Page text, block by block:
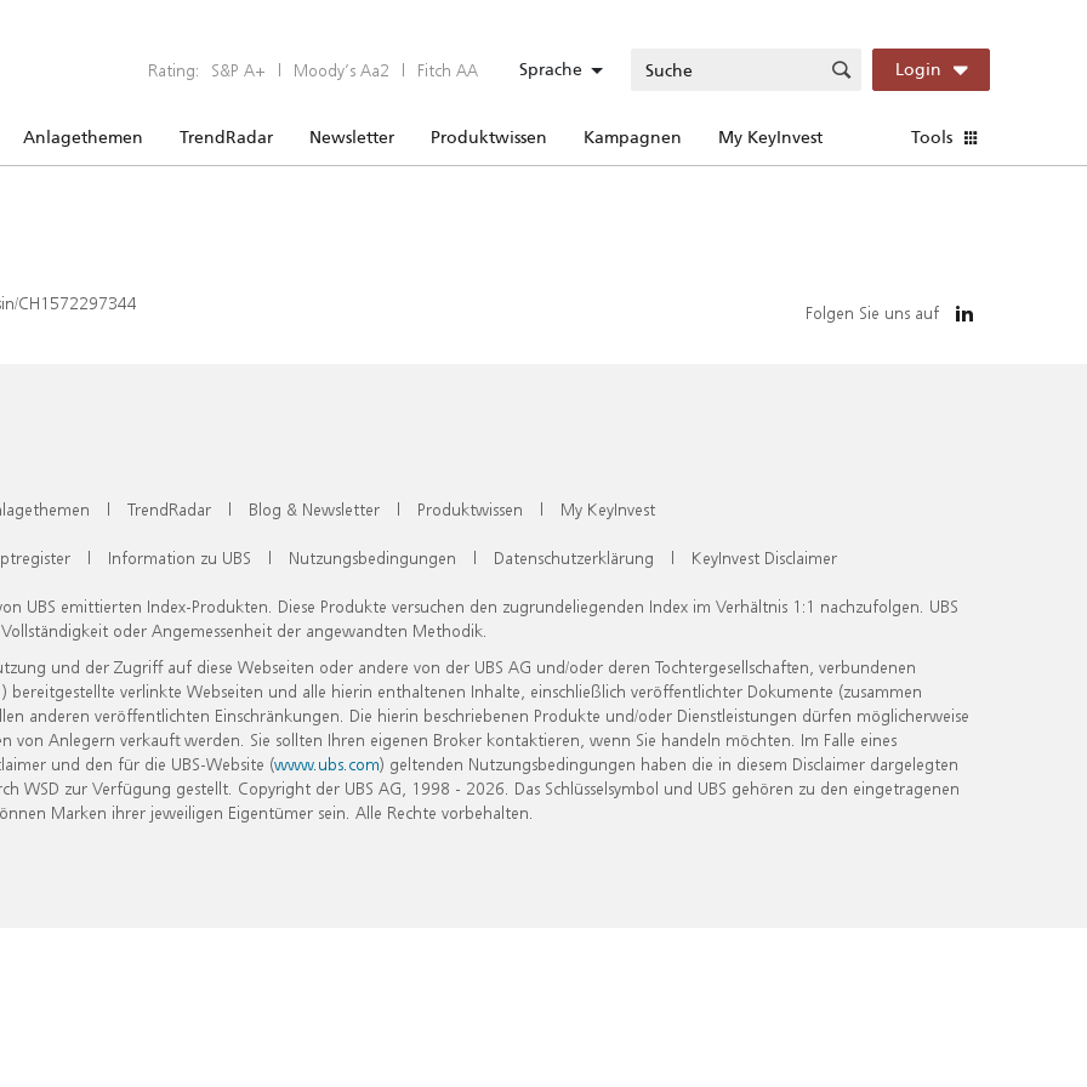
Rating: S&P A+ | Moody’s Aa2 | Fitch AA Sprache Login
Anlagethemen TrendRadar Newsletter Produktwissen Kampagnen My KeyInvest Tools
CH1572297344 Folgen Sie uns auf
| TrendRadar | Blog & Newsletter | Produktwissen | My KeyInvest
| Information zu UBS | Nutzungsbedingungen | Datenschutzerklärung | KeyInvest Disclaimer
UBS emittierten Index-Produkten. Diese Produkte versuchen den zugrundeliegenden Index im Verhältnis 1:1 nachzufolgen. UBS
oder Angemessenheit der angewandten Methodik.
und der Zugriff auf diese Webseiten oder andere von der UBS AG und/oder deren Tochtergesellschaften, verbundenen
verlinkte Webseiten und alle hierin enthaltenen Inhalte, einschließlich veröffentlichter Dokumente (zusammen
anderen veröffentlichten Einschränkungen. Die hierin beschriebenen Produkte und/oder Dienstleistungen dürfen möglicherweise
Anlegern verkauft werden. Sie sollten Ihren eigenen Broker kontaktieren, wenn Sie handeln möchten. Im Falle eines
und den für die UBS-Website (www.ubs.com) geltenden Nutzungsbedingungen haben die in diesem Disclaimer dargelegten
zur Verfügung gestellt. Copyright der UBS AG, 1998 - 2026. Das Schlüsselsymbol und UBS gehören zu den eingetragenen
Marken ihrer jeweiligen Eigentümer sein. Alle Rechte vorbehalten.